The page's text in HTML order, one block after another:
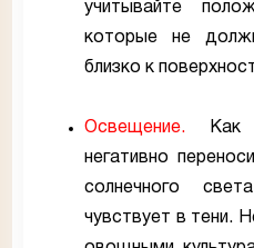
учитывайте
которые не
близко к
Освещение. Как
негативно
солнечного
чувствует в тени.